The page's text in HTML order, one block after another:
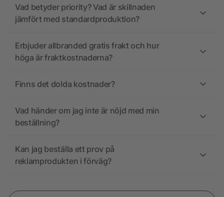
Vad betyder priority? Vad är skillnaden
jämfört med standardproduktion?
Erbjuder allbranded gratis frakt och hur
höga är fraktkostnaderna?
Finns det dolda kostnader?
Vad händer om jag inte är nöjd med min
beställning?
Kan jag beställa ett prov på
reklamprodukten i förväg?